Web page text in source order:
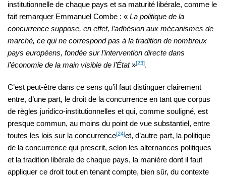
institutionnelle de chaque pays et sa maturité libérale, comme le
fait remarquer Emmanuel Combe : « La politique de la
concurrence suppose, en effet, l’adhésion aux mécanismes de
marché, ce qui ne correspond pas à la tradition de nombreux
pays européens, fondée sur l’intervention directe dans
l’économie de la main visible de l’État»[23].
C’est peut-être dans ce sens qu’il faut distinguer clairement
entre, d’une part, le droit de la concurrence en tant que corpus
de règles juridico-institutionnelles et qui, comme souligné, est
presque commun, au moins du point de vue substantiel, entre
toutes les lois sur la concurrence[24]et, d’autre part, la politique
de la concurrence qui prescrit, selon les alternances politiques
et la tradition libérale de chaque pays, la manière dont il faut
appliquer ce droit tout en tenant compte, bien sûr, du contexte